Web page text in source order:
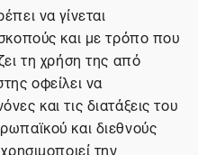
να γίνεται
και με τρόπο που
τη χρήση της από
οφείλει να
και τις διατάξεις του
και διεθνούς
την